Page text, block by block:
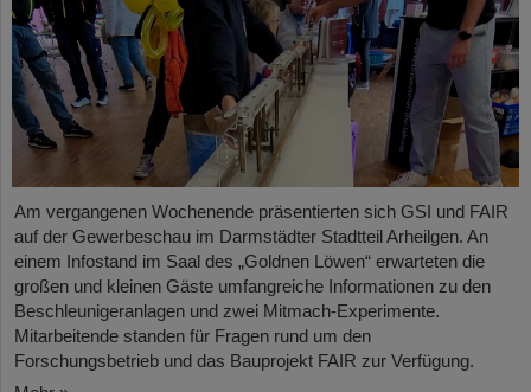
Am vergangenen Wochenende präsentierten sich GSI und FAIR
auf der Gewerbeschau im Darmstädter Stadtteil Arheilgen. An
einem Infostand im Saal des „Goldnen Löwen“ erwarteten die
großen und kleinen Gäste umfangreiche Informationen zu den
Beschleunigeranlagen und zwei Mitmach-Experimente.
Mitarbeitende standen für Fragen rund um den
Forschungsbetrieb und das Bauprojekt FAIR zur Verfügung.